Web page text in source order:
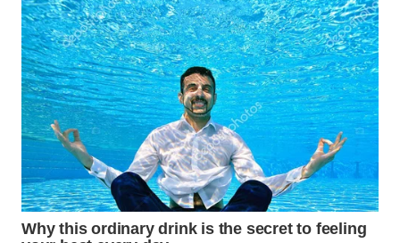
INFRASTRUKTUR
WAHANA
KONSUMEN
WAHANA
LISTRIK
WAHANA
TRAVEL